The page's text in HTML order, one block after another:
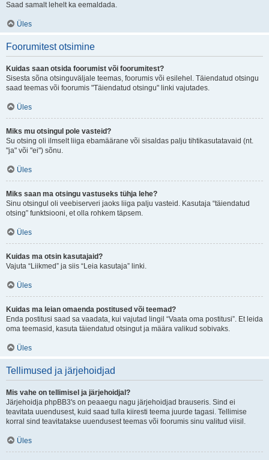
Saad samalt lehelt ka eemaldada.
Üles
Foorumitest otsimine
Kuidas saan otsida foorumist või foorumitest?
Sisesta sõna otsinguväljale teemas, foorumis või esilehel. Täiendatud otsingu
saad teemas või foorumis "Täiendatud otsingu" linki vajutades.
Üles
Miks mu otsingul pole vasteid?
Su otsing oli ilmselt liiga ebamäärane või sisaldas palju tihtikasutatavaid (nt.
"ja" või "ei") sõnu.
Üles
Miks saan ma otsingu vastuseks tühja lehe?
Sinu otsingul oli veebiserveri jaoks liiga palju vasteid. Kasutaja “täiendatud
otsing” funktsiooni, et olla rohkem täpsem.
Üles
Kuidas ma otsin kasutajaid?
Vajuta “Liikmed” ja siis “Leia kasutaja” linki.
Üles
Kuidas ma leian omaenda postitused või teemad?
Enda postitusi saad sa vaadata, kui vajutad lingil “Vaata oma postitusi”. Et leida
oma teemasid, kasuta täiendatud otsingut ja määra valikud sobivaks.
Üles
Tellimused ja järjehoidjad
Mis vahe on tellimisel ja järjehoidjal?
Järjehoidja phpBB3's on peaaegu nagu järjehoidjad brauseris. Sind ei
teavitata uuendusest, kuid saad tulla kiiresti teema juurde tagasi. Tellimise
korral sind teavitatakse uuendusest teemas või foorumis sinu valitud viisil.
Üles